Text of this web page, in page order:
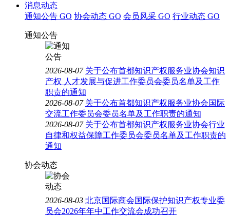
消息动态
通知公告 GO 协会动态 GO 会员风采 GO 行业动态 GO
通知公告
2026-08-07 关于公布首都知识产权服务业协会知识
产权 人才发展与促进工作委员会委员名单及工作
职责的通知
2026-08-07 关于公布首都知识产权服务业协会国际
交流工作委员会委员名单及工作职责的通知
2026-08-07 关于公布首都知识产权服务业协会行业
自律和权益保障工作委员会委员名单及工作职责的
通知
协会动态
2026-08-03 北京国际商会国际保护知识产权专业委
员会2026年年中工作交流会成功召开